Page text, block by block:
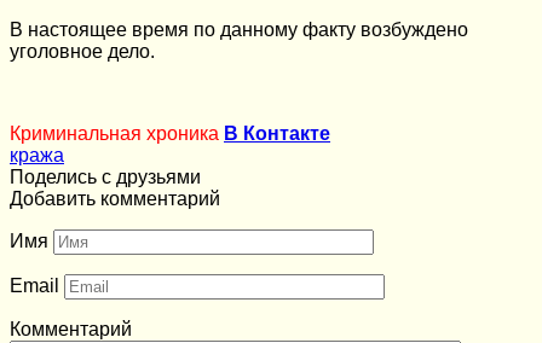
В настоящее время по данному факту возбуждено
уголовное дело.
Криминальная хроника В Контакте
кража
Поделись с друзьями
Добавить комментарий
Имя
Email
Комментарий